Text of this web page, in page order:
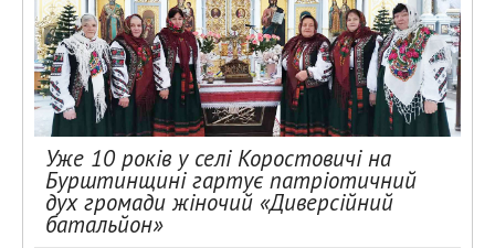
Уже 10 років у селі Коростовичі на
Бурштинщині гартує патріотичний
дух громади жіночий «Диверсійний
батальйон»